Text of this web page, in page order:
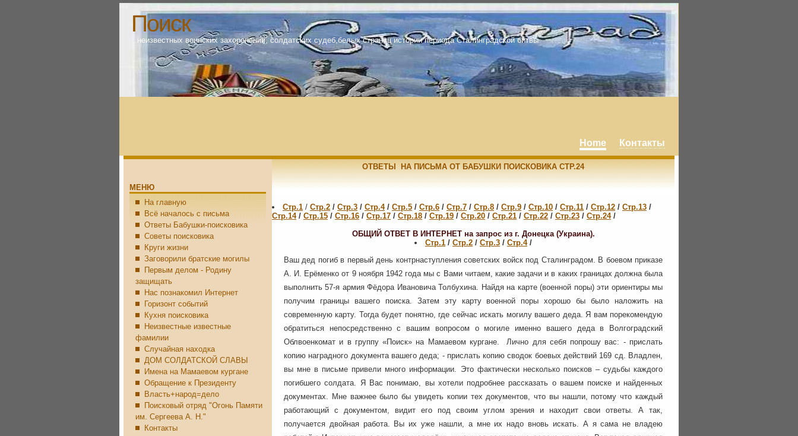
Поиск
неизвестных воинских захоронений, солдатских судеб,белых страниц истории периода Сталинградской битвы
Home Контакты
МЕНЮ
На главную
Всё началось с письма
Ответы Бабушки-поисковика
Советы поисковика
Круги жизни
Заговорили братские могилы
Первым делом - Родину
защищать
Нас познакомил Интернет
Горизонт событий
Кухня поисковика
Неизвестные известные
фамилии
Случайная находка
ДОМ СОЛДАТСКОЙ СЛАВЫ
Имена на Мамаевом кургане
Обращение к Президенту
Власть+народ=дело
Поисковый отряд "Огонь Памяти
им. Сергеева А. Н."
Контакты
ОТВЕТЫ НА ПИСЬМА ОТ БАБУШКИ ПОИСКОВИКА СТР.24
Стр.1 / Стр.2 / Стр.3 / Стр.4/ Стр.5 / Стр.6 / Стр.7 / Стр.8 / Стр.9 / Стр.10 / Стр.11 / Стр.12 / Стр.13 /
Стр.14/ Стр.15 / Стр.16 / Стр.17 / Стр.18 / Стр.19 / Стр.20 / Стр.21 / Стр.22 / Стр.23 / Стр.24/
ОБЩИЙ ОТВЕТ В ИНТЕРНЕТ на запрос из г. Донецка (Украина).
Стр.1 / Стр.2 / Стр.3 / Стр.4/
Ваш дед погиб в первый день контрнаступления советских войск под Сталинградом. В боевом приказе
А. И. Ерёменко от 9 ноября 1942 года мы с Вами читаем, какие задачи и в каких границах должна была
выполнить 57-я армия Фёдора Ивановича Толбухина. Найдя на карте (военной поры) эти ориентиры мы
получим границы вашего поиска. Затем эту карту военной поры хорошо бы было наложить на
современную карту. Тогда будет понятно, где сейчас искать могилу вашего деда. Я вам порекомендую
обратиться непосредственно с вашим вопросом о могиле именно вашего деда в Волгоградский
Облвоенкомат и в группу «Поиск» на Мамаевом кургане. Лично для себя попрошу вас: - прислать
копию наградного документа вашего деда; - прислать копию сводок боевых действий 169 сд. Владлен,
вы мне в письме привели много информации. Это фактически несколько поисков – судьбы каждого
погибшего солдата. Я Вас понимаю, вы хотели подробнее рассказать о вашем поиске и найденных
документах. Мне важнее было бы увидеть копии тех документов, что вы нашли, потому что каждый
работающий с документом, видит его под своим углом зрения и находит свои ответы. А так,
получается двойная работа. Вы их уже нашли, а мне их надо вновь искать. А я сама не владею